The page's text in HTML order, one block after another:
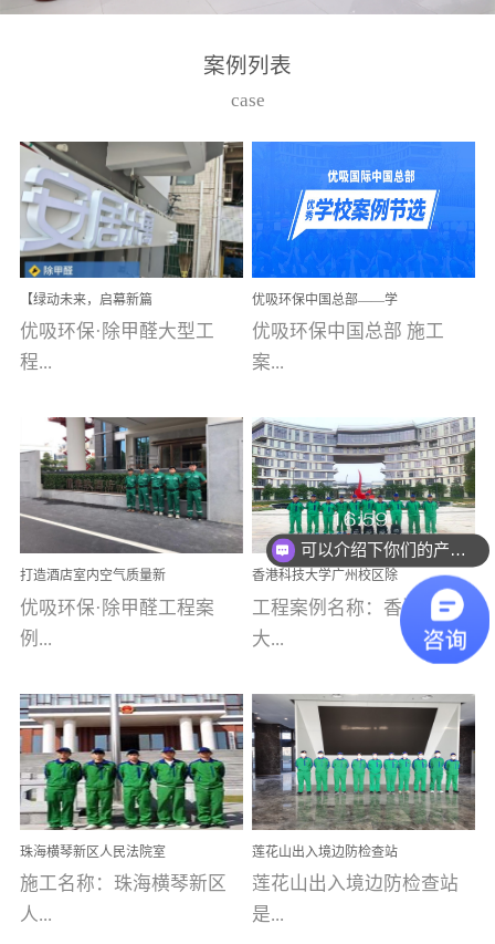
高技能的团队。汇聚了众
取得了多项产品技术专利
和多项国家版权局著作
权，获得高新技术企业称
号。生产优势自主生产自
给自足，优吸公司于2015
在广州番禺区成功建立产
品线生产基地，工厂拥有
自动化生产设备和成熟的
选择源头源材料、严控产
品质量，我们每一批的生
产产品都经过严格的质检
程序；生产车间为优吸总
部和全国分支机构生产光
触媒、净醛王、祛味剂等
优吸系列产品，保质保量
完成生产任务，确保全国
求。资质优势团队优势分
支优势优吸环保是一棵正
茁壮成长的树，只要我们
人人都爱护她、珍惜她、
她将越来越枝繁叶茂，终
将会成为一棵参天大树！
优吸环保截止2020年拥有
全国600家网点分支机构。
案例列表
case
【绿动未来，启幕新篇
章】优吸环保中标深圳安
居乐寓，超大型工装室内
空气治理项目顺利启航，
优吸环保·除甲醛大型工
程...
案例【深圳安居乐寓】室
内空气治理项目深圳安居
乐寓 深圳市安居乐寓
为深圳安居集团旗下城...
优吸环保中国总部——学
校施工案例(节选)
优吸环保中国总部 施工
案...
例(学校工装节选)广州南沙
小学(珠江湾校区)项目地
址：广州市南沙区海滨路
南沙珠江湾江门市蓬江区
禾...
打造酒店室内空气质量新
标杆——优吸环保·标杆之
作：东莞美豪雅致酒店室
内空气治理工程纪实
优吸环保·除甲醛工程案
例...
【东莞美豪雅致酒店】室
内空气治理项目东莞美豪
雅致酒店 东莞美豪雅
致酒店是为中高端人士...
香港科技大学广州校区除
甲醛项目圆满完成
工程案例名称：香港科技
大...
学广州校区室内空气治
理 工程案例地址：广
州南沙区·香港科技大学(广
州)校区 工程案...
珠海横琴新区人民法院室
内除甲醛空气治理项目
施工名称：珠海横琴新区
人...
莲花山出入境边防检查站
室内除甲醛空气治理项目
莲花山出入境边防检查站
是...
可以介绍下你们的产品么
你们是怎么收费的呢